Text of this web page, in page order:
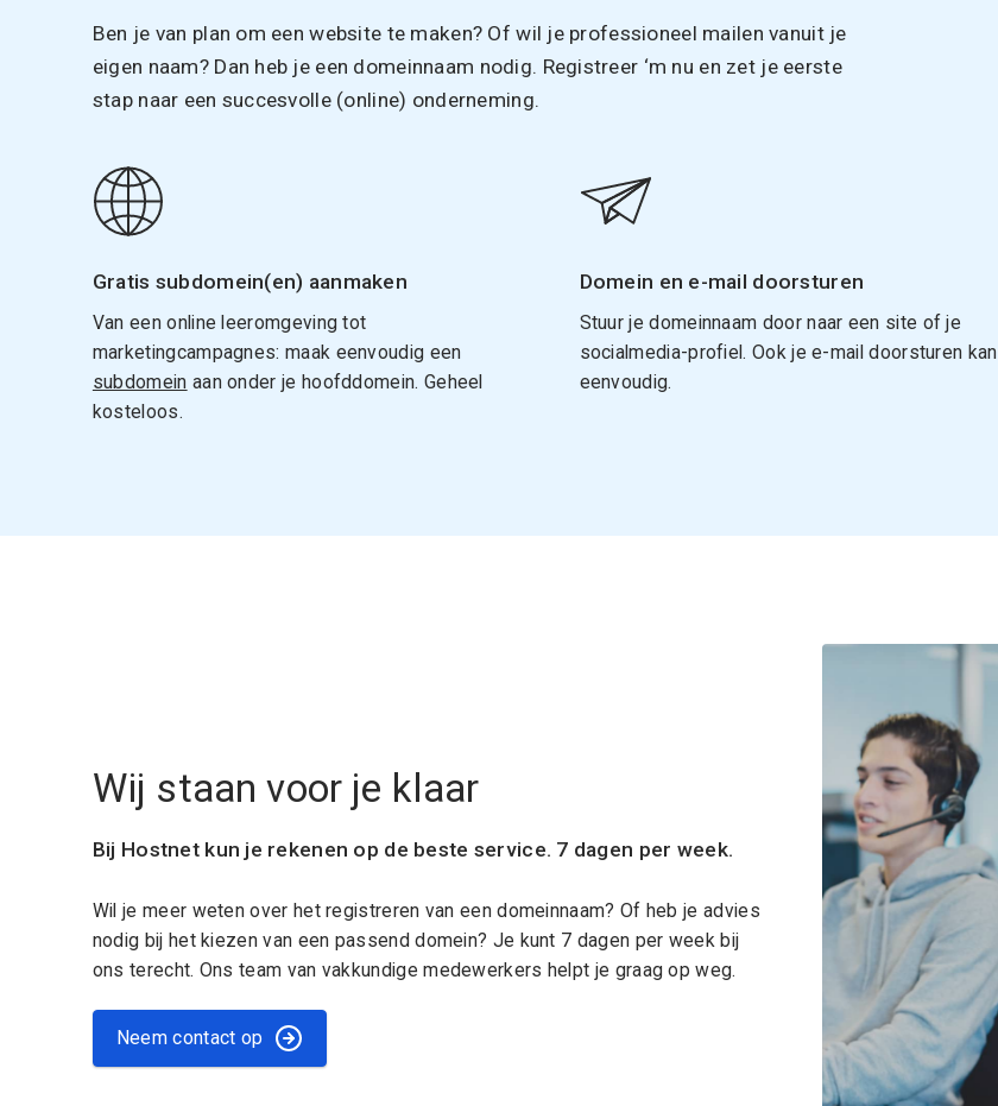
Ben je van plan om een website te maken? Of wil je professioneel mailen vanuit je
eigen naam? Dan heb je een domeinnaam nodig. Registreer ‘m nu en zet je eerste
stap naar een succesvolle (online) onderneming.
Gratis subdomein(en) aanmaken
Van een online leeromgeving tot
marketingcampagnes: maak eenvoudig een
subdomein aan onder je hoofddomein. Geheel
kosteloos.
Domein en e-mail doorsturen
Stuur je domeinnaam door naar een site of je
socialmedia-profiel. Ook je e-mail doorsturen kan
eenvoudig.
Wij staan voor je klaar
Bij Hostnet kun je rekenen op de beste service. 7 dagen per week.
Wil je meer weten over het registreren van een domeinnaam? Of heb je advies
nodig bij het kiezen van een passend domein? Je kunt 7 dagen per week bij
ons terecht. Ons team van vakkundige medewerkers helpt je graag op weg.
Neem contact op